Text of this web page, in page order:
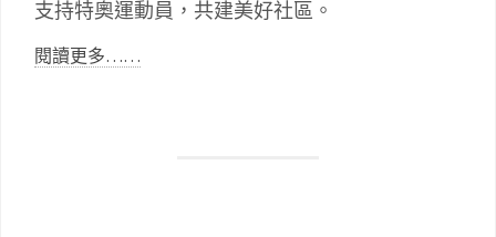
閱讀更多……